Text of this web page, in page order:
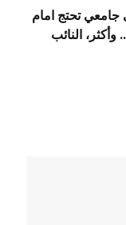
تحتج امام
النائب